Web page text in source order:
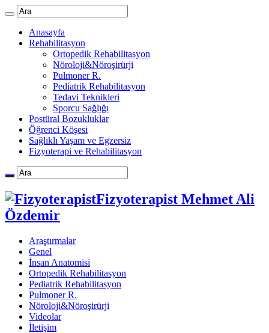
Anasayfa
Rehabilitasyon
Ortopedik Rehabilitasyon
Nöroloji&Nöroşirürji
Pulmoner R.
Pediatrik Rehabilitasyon
Tedavi Teknikleri
Sporcu Sağlığı
Postüral Bozukluklar
Öğrenci Köşesi
Sağlıklı Yaşam ve Egzersiz
Fizyoterapi ve Rehabilitasyon
Fizyoterapist Mehmet Ali
Özdemir
Araştırmalar
Genel
İnsan Anatomisi
Ortopedik Rehabilitasyon
Pediatrik Rehabilitasyon
Pulmoner R.
Nöroloji&Nöroşirürji
Videolar
İletişim